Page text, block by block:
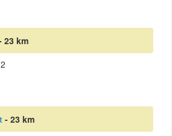
23 km
- 23 km